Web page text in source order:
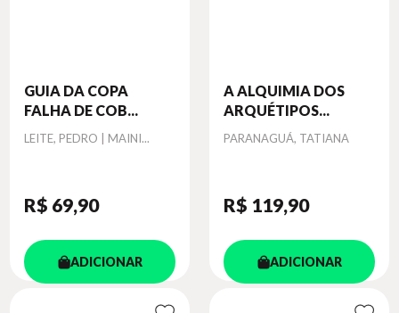
GUIA DA COPA
FALHA DE COB...
Autor
LEITE, PEDRO | MAINI...
R$ 69,90
ADICIONAR
A ALQUIMIA DOS
ARQUÉTIPOS...
Autor
PARANAGUÁ, TATIANA
R$ 119,90
ADICIONAR